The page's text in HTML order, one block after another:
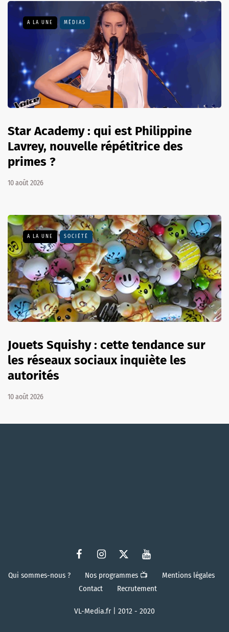
A LA UNE MÉDIAS
Star Academy : qui est Philippine
Lavrey, nouvelle répétitrice des
primes ?
10 août 2026
A LA UNE SOCIÉTÉ
Jouets Squishy : cette tendance sur
les réseaux sociaux inquiète les
autorités
10 août 2026
Qui sommes-nous ? Nos programmes 📺
Mentions légales
Contact
Recrutement
VL-Media.fr | 2012 - 2020